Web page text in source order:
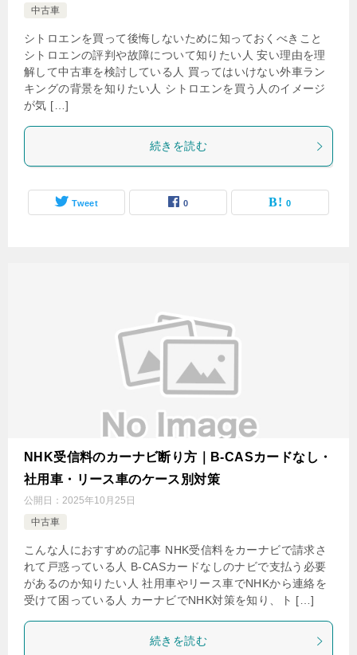
中古車
シトロエンを買って後悔しないために知っておくべきこと
シトロエンの評判や故障について知りたい人 安い理由を理
解して中古車を検討している人 買ってはいけない外車ラン
キングの背景を知りたい人 シトロエンを買う人のイメージ
が気 […]
続きを読む
Tweet 0 0
NHK受信料のカーナビ断り方｜B-CASカードなし・
社用車・リース車のケース別対策
公開日： 2025年10月25日
中古車
こんな人におすすめの記事 NHK受信料をカーナビで請求さ
れて戸惑っている人 B-CASカードなしのナビで支払う必要
があるのか知りたい人 社用車やリース車でNHKから連絡を
受けて困っている人 カーナビでNHK対策を知り、ト […]
続きを読む